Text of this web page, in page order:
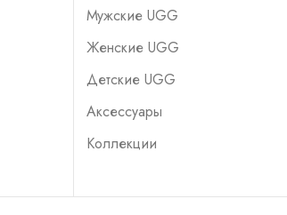
Мужские UGG
Женские UGG
Детские UGG
Аксессуары
Коллекции